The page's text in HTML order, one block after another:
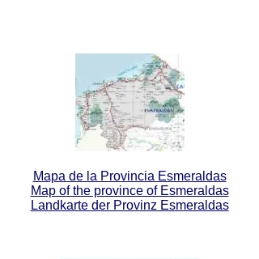
Mapa de la Provincia Esmeraldas
Map of the province of Esmeraldas
Landkarte der Provinz Esmeraldas